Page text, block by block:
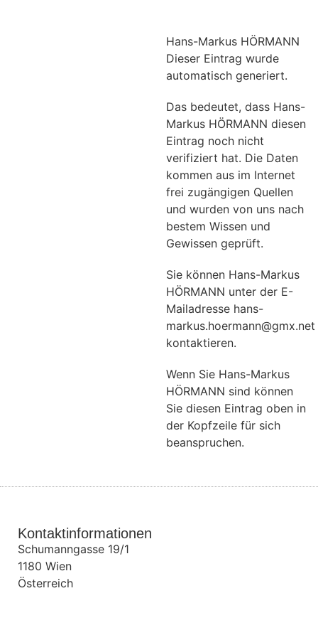
Hans-Markus HÖRMANN
Dieser Eintrag wurde
automatisch generiert.
Das bedeutet, dass Hans-
Markus HÖRMANN diesen
Eintrag noch nicht
verifiziert hat. Die Daten
kommen aus im Internet
frei zugängigen Quellen
und wurden von uns nach
bestem Wissen und
Gewissen geprüft.
Sie können Hans-Markus
HÖRMANN unter der E-
Mailadresse hans-
markus.hoermann@gmx.net
kontaktieren.
Wenn Sie Hans-Markus
HÖRMANN sind können
Sie diesen Eintrag oben in
der Kopfzeile für sich
beanspruchen.
Kontaktinformationen
Schumanngasse 19/1
1180 Wien
Österreich